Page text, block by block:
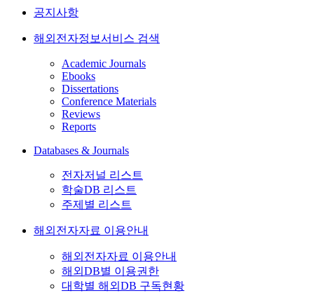
공지사항
해외전자정보서비스 검색
Academic Journals
Ebooks
Dissertations
Conference Materials
Reviews
Reports
Databases & Journals
전자저널 리스트
학술DB 리스트
주제별 리스트
해외전자자료 이용안내
해외전자자료 이용안내
해외DB별 이용권한
대학별 해외DB 구독현황